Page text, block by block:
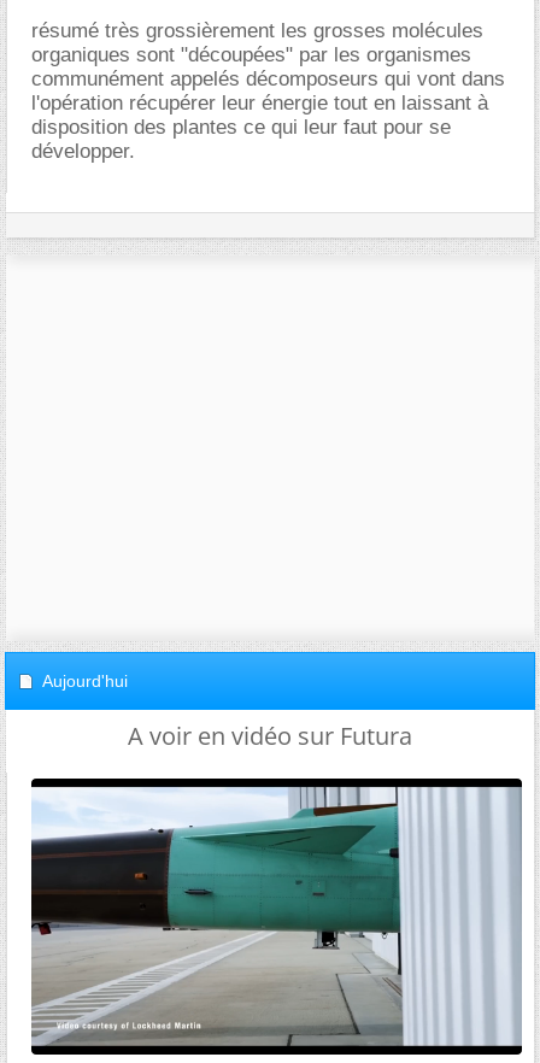
résumé très grossièrement les grosses molécules
organiques sont "découpées" par les organismes
communément appelés décomposeurs qui vont dans
l'opération récupérer leur énergie tout en laissant à
disposition des plantes ce qui leur faut pour se
développer.
Aujourd'hui
A voir en vidéo sur Futura